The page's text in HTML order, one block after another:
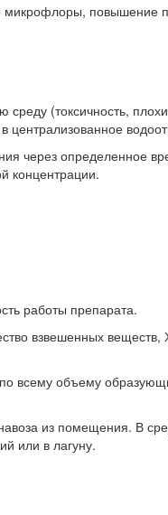
повышение
(токсичность,
централизованное
через определенное
концентрации.
работы препарата.
взвешенных
всему объему
из помещения. В
или в лагуну.